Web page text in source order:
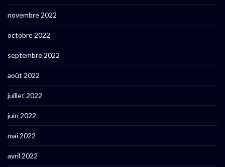
novembre 2022
octobre 2022
septembre 2022
août 2022
juillet 2022
juin 2022
mai 2022
avril 2022